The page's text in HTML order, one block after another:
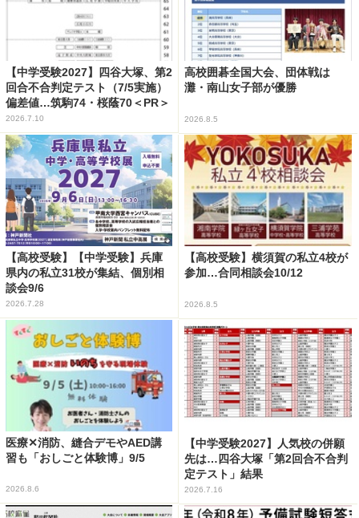
【中学受験2027】四谷大塚、第2
回合不合判定テスト（7/5実施）
偏差値…筑駒74・桜蔭70＜PR＞
2026.7.10
高校囲碁全国大会、団体戦は
灘・南山女子部が優勝
2026.8.5
【高校受験】【中学受験】兵庫
県内の私立31校が集結、個別相
談会9/6
2026.7.28
【高校受験】横須賀の私立4校が
参加…合同相談会10/12
2026.8.5
医療✕消防、縫合デモやAED講
習も「おしごと体験博」9/5
2026.8.6
【中学受験2027】人気校の併願
先は…四谷大塚「第2回合不合判
定テスト」結果
2026.7.16